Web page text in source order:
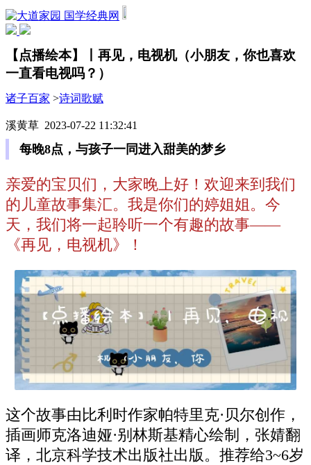
国学经典网
【点播绘本】丨再见，电视机（小朋友，你也喜欢
一直看电视吗？）
诸子百家 >诗词歌赋
溪黄草 2023-07-22 11:32:41
每晚8点，与孩子一同进入甜美的梦乡
亲爱的宝贝们，大家晚上好！欢迎来到我们
的儿童故事集汇。我是你们的婷姐姐。今
天，我们将一起聆听一个有趣的故事——
《再见，电视机》！
这个故事由比利时作家帕特里克·贝尔创作，
插画师克洛迪娅·别林斯基精心绘制，张婧翻
译，北京科学技术出版社出版。推荐给3~6岁